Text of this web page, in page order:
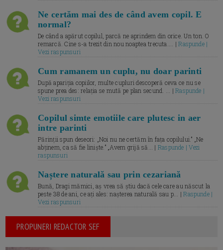
Ne certăm mai des de când avem copil. E
normal?
De când a apărut copilul, parcă ne aprindem din orice. Un ton. O
remarcă. Cine s-a trezit din nou noaptea trecuta.... |Raspunde |
Vezi raspunsuri
Cum ramanem un cuplu, nu doar parinti
După apariția copiilor, multe cupluri descoperă ceva ce nu se
spune prea des: relația se mută pe plan secund. ... |Raspunde |
Vezi raspunsuri
Copilul simte emotiile care plutesc in aer
intre parinti
Părinții spun deseori: „Noi nu ne certăm în fața copilului.” „Ne
abținem, ca să fie liniște.” „Avem grijă să... | Raspunde | Vezi
raspunsuri
Naștere naturală sau prin cezariană
Bună, Dragi mămici, aș vrea să știu dacă cele care au născut la
peste 38 de ani, ce ați ales: nașterea naturală sau p... |Raspunde |
Vezi raspunsuri
PROPUNERI REDACTOR SEF